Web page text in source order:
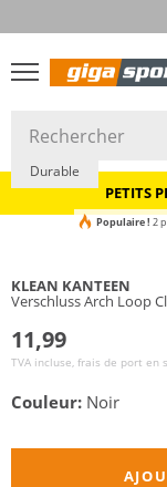
PETITS PRIX
PETITS
Durable
Populaire ! 2
KLEAN KANTEEN
Verschluss Arch Loop
11,99
TVA incluse, frais de port en
Couleur: Noir